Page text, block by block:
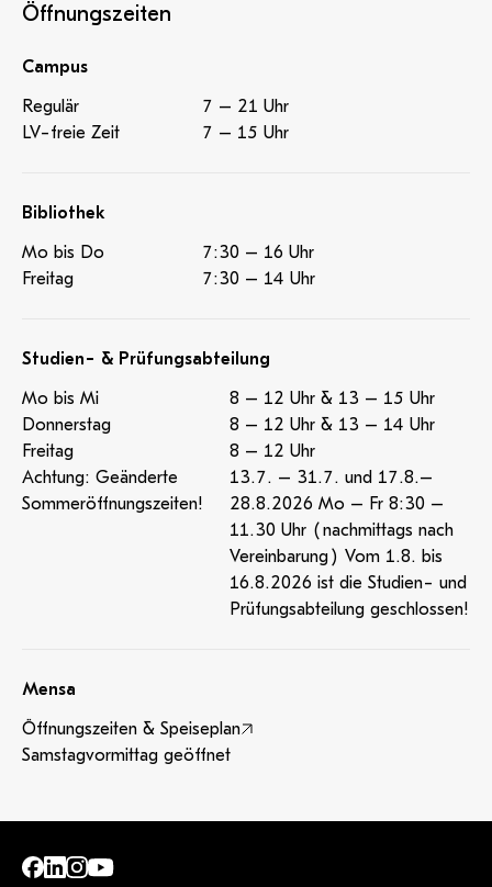
Öffnungszeiten
Campus
Regulär
7 – 21 Uhr
LV-freie Zeit
7 – 15 Uhr
Bibliothek
Mo bis Do
7:30 – 16 Uhr
Freitag
7:30 – 14 Uhr
Studien- & Prüfungsabteilung
Mo bis Mi
8 – 12 Uhr & 13 – 15 Uhr
Donnerstag
8 – 12 Uhr & 13 – 14 Uhr
Freitag
8 – 12 Uhr
Achtung: Geänderte
Sommeröffnungszeiten!
13.7. – 31.7. und 17.8.–
28.8.2026 Mo – Fr 8:30 –
11.30 Uhr (nachmittags nach
Vereinbarung) Vom 1.8. bis
16.8.2026 ist die Studien- und
Prüfungsabteilung geschlossen!
Mensa
Öffnungszeiten & Speiseplan
Samstagvormittag geöffnet